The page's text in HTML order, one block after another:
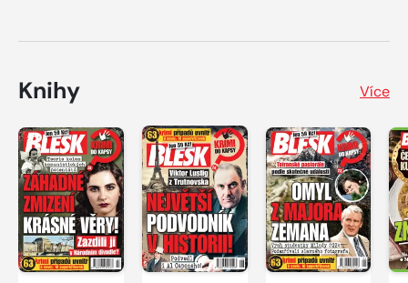
Knihy Více